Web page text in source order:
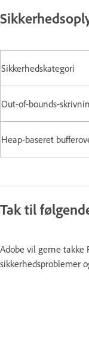
Sikkerhedskategori
Out-of-bounds-
Heap-baseret
Tak til
Adobe vil gerne takke
sikkerhedsproblemer